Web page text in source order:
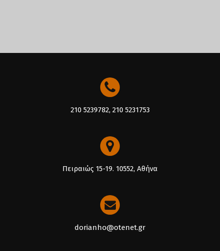
210 5239782, 210 5231753
Πειραιώς 15-19. 10552, Αθήνα
dorianho@otenet.gr